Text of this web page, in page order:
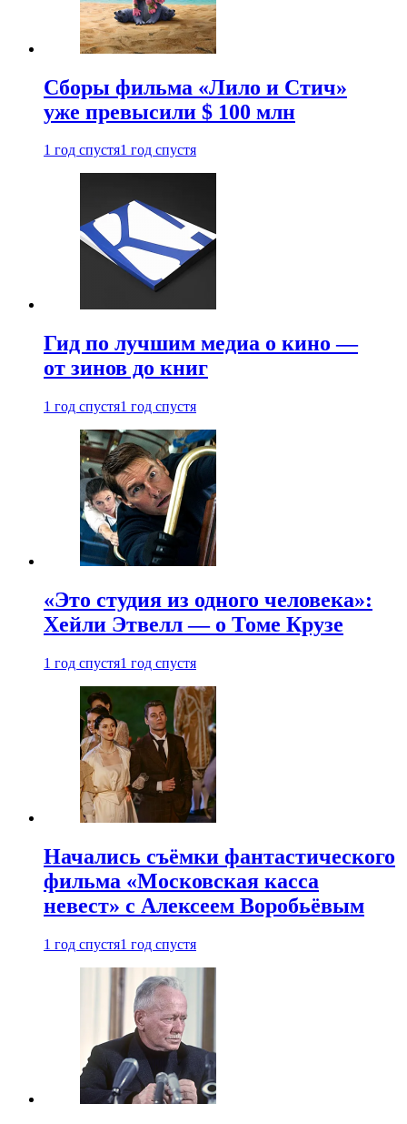
Сборы фильма «Лило и Стич»
уже превысили $ 100 млн
1 год спустя1 год спустя
Гид по лучшим медиа о кино —
от зинов до книг
1 год спустя1 год спустя
«Это студия из одного человека»:
Хейли Этвелл — о Томе Крузе
1 год спустя1 год спустя
Начались съёмки фантастического
фильма «Московская касса
невест» с Алексеем Воробьёвым
1 год спустя1 год спустя